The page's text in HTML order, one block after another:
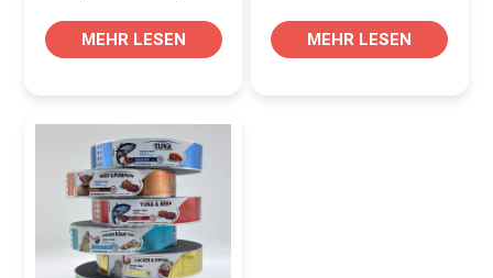
Klebeetikett
MEHR LESEN
Tierfutterverpackungen
MEHR LESEN